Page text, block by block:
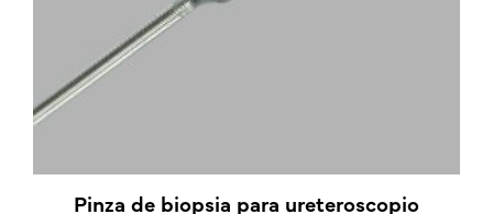
Pinza de biopsia para ureteroscopio